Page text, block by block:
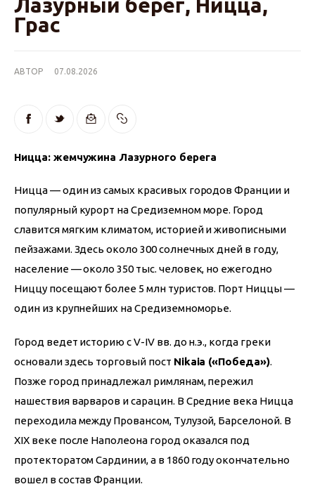
Лазурный берег, Ницца,
Грас
АВТОР 07.08.2026
Ницца: жемчужина Лазурного берега
Ницца — один из самых красивых городов Франции и
популярный курорт на Средиземном море. Город
славится мягким климатом, историей и живописными
пейзажами. Здесь около 300 солнечных дней в году,
население — около 350 тыс. человек, но ежегодно
Ниццу посещают более 5 млн туристов. Порт Ниццы —
один из крупнейших на Средиземноморье.
Город ведет историю с V-IV вв. до н.э., когда греки
основали здесь торговый пост Nikaia («Победа»).
Позже город принадлежал римлянам, пережил
нашествия варваров и сарацин. В Средние века Ницца
переходила между Провансом, Тулузой, Барселоной. В
XIX веке после Наполеона город оказался под
протекторатом Сардинии, а в 1860 году окончательно
вошел в состав Франции.